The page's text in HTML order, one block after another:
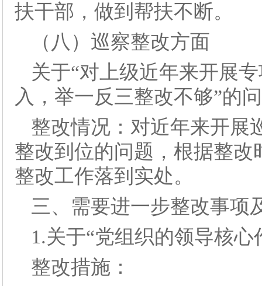
扶干部，做到帮扶不断。
（八）巡察整改方面
关于“对上级近年来开展
入，举一反三整改不够”的
整改情况：对近年来开展
整改到位的问题，根据整
整改工作落到实处。
三、需要进一步整改事项
1.关于“党组织的领导核
整改措施：